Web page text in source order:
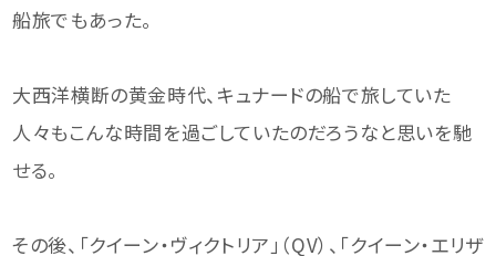
船旅でもあった。
大西洋横断の黄金時代、キュナードの船で旅していた
人々もこんな時間を過ごしていたのだろうなと思いを馳
せる。
その後、「クイーン・ヴィクトリア」（QV）、「クイーン・エリザ